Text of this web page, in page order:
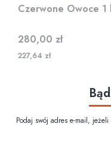
Czerwone Owoce 1
Cena
280,00 zł
227,64 zł
Podaj swój adres e-mail,